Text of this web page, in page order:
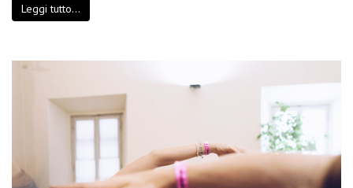
Leggi tutto...